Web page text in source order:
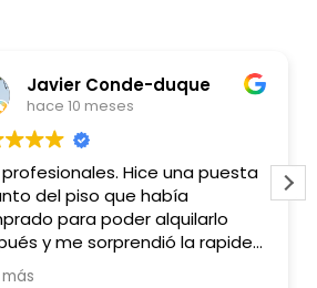
Javier Conde-duque
hace 10 meses
profesionales. Hice una puesta
del piso que había
para poder alquilarlo
y me sorprendió la rapidez
sencillo que fue.